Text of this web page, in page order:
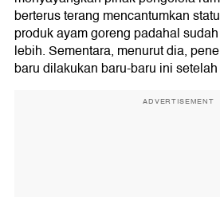
berterus terang mencantumkan
produk ayam goreng padahal
lebih. Sementara, menurut dia,
baru dilakukan baru-baru ini
ADVERTISEMENT